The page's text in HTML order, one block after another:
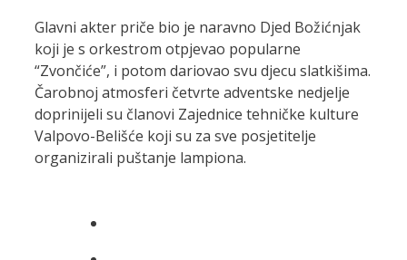
Glavni akter priče bio je naravno Djed Božićnjak
koji je s orkestrom otpjevao popularne
“Zvončiće”, i potom dariovao svu djecu slatkišima.
Čarobnoj atmosferi četvrte adventske nedjelje
doprinijeli su članovi Zajednice tehničke kulture
Valpovo-Belišće koji su za sve posjetitelje
organizirali puštanje lampiona.